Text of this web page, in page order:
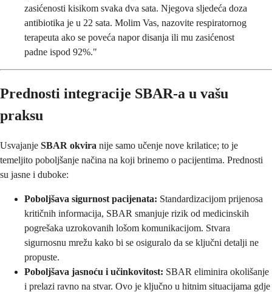
zasićenosti kisikom svaka dva sata. Njegova sljedeća doza
antibiotika je u 22 sata. Molim Vas, nazovite respiratornog
terapeuta ako se poveća napor disanja ili mu zasićenost
padne ispod 92%."
Prednosti integracije SBAR-a u vašu
praksu
Usvajanje SBAR okvira nije samo učenje nove krilatice; to je
temeljito poboljšanje načina na koji brinemo o pacijentima. Prednosti
su jasne i duboke:
Poboljšava sigurnost pacijenata: Standardizacijom prijenosa
kritičnih informacija, SBAR smanjuje rizik od medicinskih
pogrešaka uzrokovanih lošom komunikacijom. Stvara
sigurnosnu mrežu kako bi se osiguralo da se ključni detalji ne
propuste.
Poboljšava jasnoću i učinkovitost: SBAR eliminira okolišanje
i prelazi ravno na stvar. Ovo je ključno u hitnim situacijama gdje